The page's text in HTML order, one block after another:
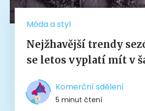
Móda a styl
Nejžhavější trendy
se letos vyplatí mít v
Komerční sdělení
5 minut čtení